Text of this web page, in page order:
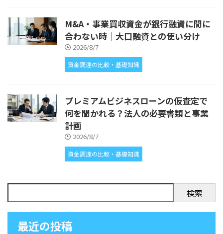
M&A・事業買収資金が銀行融資に間に
合わない時｜大口融資との使い分け
2026/8/7
資金調達の比較・基礎知識
プレミアムビジネスローンの仮査定で
何を聞かれる？法人の必要書類と事業
計画
2026/8/7
資金調達の比較・基礎知識
検索
最近の投稿